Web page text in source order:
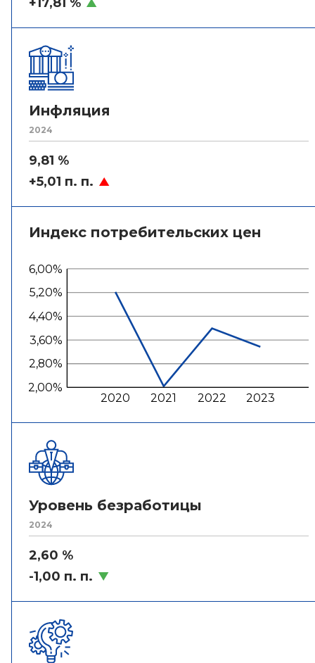
Инфляция
2024
9,81 %
+5,01 п. п.
Индекс потребительских цен
2020 2021 2022 2023
2,00%
2,80%
3,60%
4,40%
5,20%
6,00%
Уровень безработицы
2024
2,60 %
-1,00 п. п.